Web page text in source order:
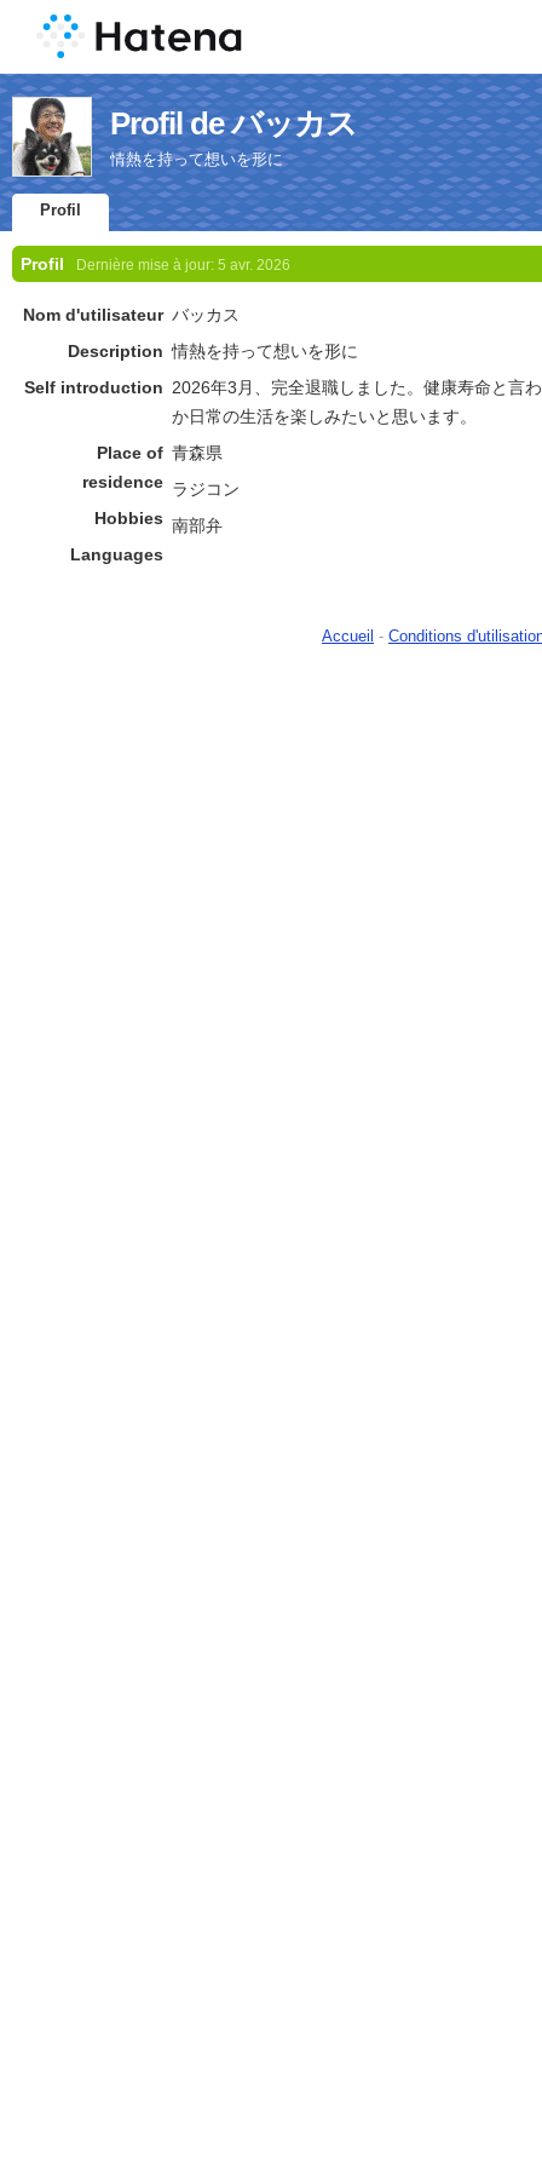
Profil de バッカス
情熱を持って想いを形に
Profil
Profil Dernière mise à jour: 5 avr. 2026
Nom d'utilisateur バッカス
Description 情熱を持って想いを形に
Self introduction 2026年3月、完全退職しました。健康寿命と言
か日常の生活を楽しみたいと思います。
Place of
residence
青森県
Hobbies
ラジコン
Languages
南部弁
Accueil - Conditions